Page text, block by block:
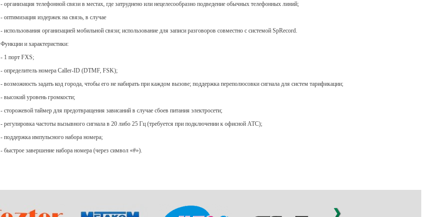
- организация телефонной связи в местах, где затруднено или нецелесообразно подведение обычных телефонных линий;
- оптимизация издержек на связь, в случае
- использования организацией мобильной связи; использование для записи разговоров совместно с системой SpRecord.
Функции и характеристики:
- 1 порт FXS;
- определитель номера Caller-ID (DTMF, FSK);
- возможность задать код города, чтобы его не набирать при каждом вызове; поддержка переполюсовки сигнала для систем тарификации;
- высокий уровень громкости;
- сторожевой таймер для предотвращения зависаний в случае сбоев питания электросети;
- регулировка частоты вызывного сигнала в 20 либо 25 Гц (требуется при подключении к офисной АТС);
- поддержка импульсного набора номера;
- быстрое завершение набора номера (через символ «#»).